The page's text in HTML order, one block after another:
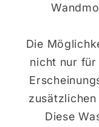
Die
nicht nur für
Diese